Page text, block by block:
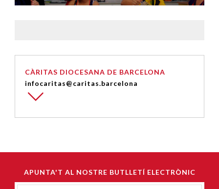
CÀRITAS DIOCESANA DE BARCELONA
infocaritas@caritas.barcelona
APUNTA'T AL NOSTRE BUTLLETÍ ELECTRÒNIC